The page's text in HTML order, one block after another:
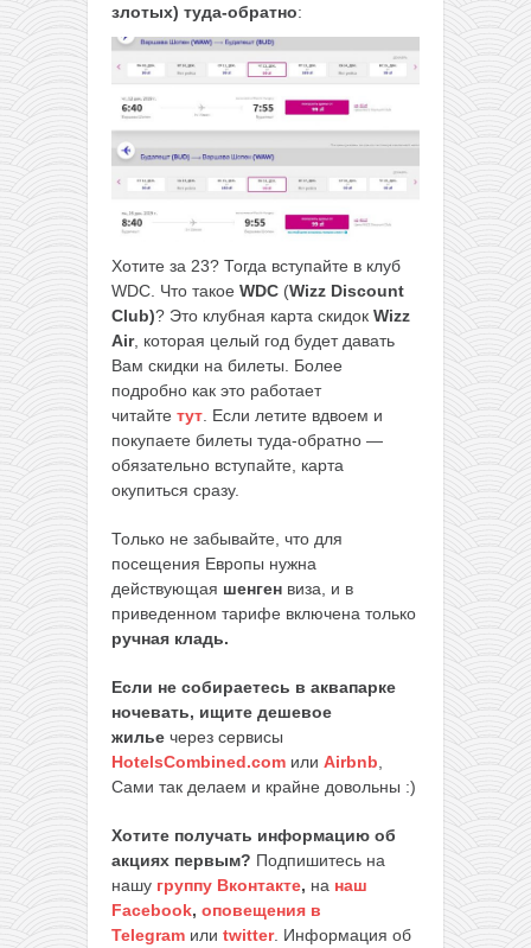
злотых) туда-обратно:
Хотите за 23? Тогда вступайте в клуб
WDC. Что такое WDC (Wizz Discount
Club)? Это клубная карта скидок Wizz
Air, которая целый год будет давать
Вам скидки на билеты. Более
подробно как это работает
читайте тут. Если летите вдвоем и
покупаете билеты туда-обратно —
обязательно вступайте, карта
окупиться сразу.
Только не забывайте, что для
посещения Европы нужна
действующая шенген виза, и в
приведенном тарифе включена только
ручная кладь.
Если не собираетесь в аквапарке
ночевать, ищите дешевое
жилье через сервисы
HotelsCombined.com или Airbnb,
Сами так делаем и крайне довольны :)
Хотите получать информацию об
акциях первым? Подпишитесь на
нашу группу Вконтакте, на наш
Facebook, оповещения в
Telegram или twitter. Информация об